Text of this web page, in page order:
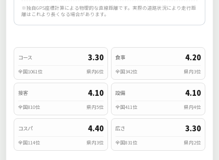
※独自GPS座標計算による物理的な直線距離です。実際の道路状況により走行距
離はこれより長くなる場合があります。
コース 3.30
全国1061位 県内6位
食事 4.20
全国342位 県内3位
接客 4.10
全国810位 県内5位
設備 4.10
全国411位 県内4位
コスパ 4.40
全国114位 県内3位
広さ 3.30
全国831位 県内2位